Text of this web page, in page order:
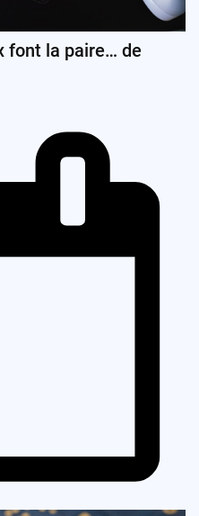
font la paire… de